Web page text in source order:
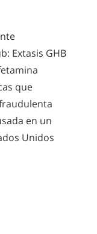
Extasis GHB
que
en un
Unidos